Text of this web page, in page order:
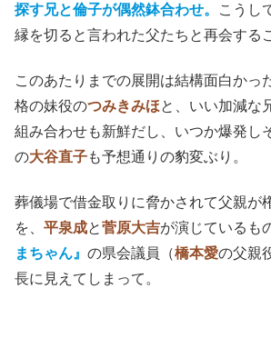
探す兄と倫子が偶然鉢合わせ。
こうし
縁を切ると言われた父たちと再会する
このあたりまでの展開は結構面白かっ
格の妹役のつみきみほと、いい加減な
組み合わせも新鮮だし、いつか爆発し
の大谷直子も予想通りの豹変ぶり。
葬儀場で借金取りに脅かされて父親が
を、 平泉成と菅原大吉が演じているも
まちゃん』 の県会議員（橋本愛の父親
長に見えてしまって。